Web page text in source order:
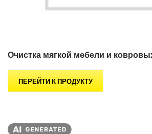
Очистка мягкой мебели и
ПЕРЕЙТИ К ПРОДУКТУ